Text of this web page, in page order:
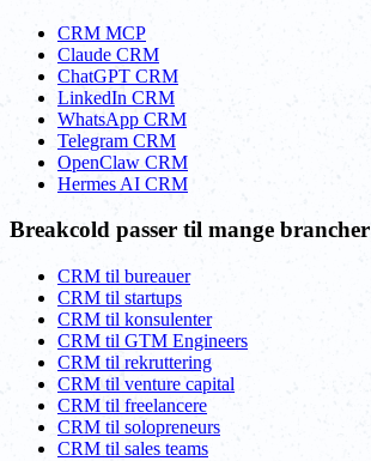
CRM MCP
Claude CRM
ChatGPT CRM
LinkedIn CRM
WhatsApp CRM
Telegram CRM
OpenClaw CRM
Hermes AI CRM
Breakcold passer til mange brancher
CRM til bureauer
CRM til startups
CRM til konsulenter
CRM til GTM Engineers
CRM til rekruttering
CRM til venture capital
CRM til freelancere
CRM til solopreneurs
CRM til sales teams